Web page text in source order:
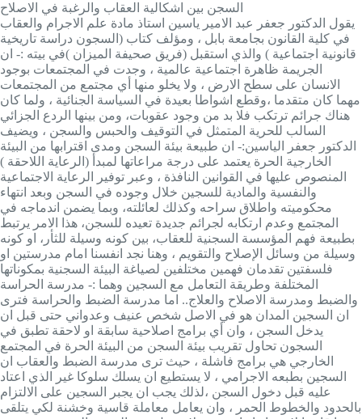
السجن بين اشكالية العقاب والرغبة في الاصلاح
يقول الدكتور جعفر عبد الامير ياسين استاذ مادة علم الاجرام والعقاب
في كلية القانون بجامعة بابل ، ومؤلف كتاب (السجون دراسة تاريخية
قانونية اجتماعية ) والذي استقبل (فريق صحيفة الميزان )في بيته :- ان
الجريمة ظاهرة اجتماعية عالمية ، وجدت في المجتمعات بوجود
الانسان على سطح الارض ، ولا يخلو منها أي مجتمع من المجتمعات
مهما كان متقدما ،وقطع اشواطا بعيدة في السياسة الجنائية ، ولما كان
هناك جرائم ترتكب فلا بد من وجود عقوبات، ومن بينها الردع الجزائي
السالب للحرية المتمثل في التوقيف والحبس والسجن ، ويضيف
الدكتور جعفر الياسين:- ان طبيعة بيئة السجن ومدى اقترابها من البيئة
الخارجية الحرة يعتمد على درجة مراعاتها لمبدأ (الرعاية اللاحقة )
المنصوص عليها في القوانين النافذة ، وعبر توفير الرعاية الاجتماعية
والنفسية والمادية للسجين خلال وجوده في السجن وبعد انتهاء
محكوميته واطلاق سراحه وكذلك لعائلته، وبما يضمن اندماجه في
المجتمع وعدم ارتكابه لجرائم جديدة تعيده للسجن، هذا الامر يرتبط
بطبيعة فهم المؤسسة السجنية للعقاب، بين كونه وسيلة للثأر، او كونه
وسيلة من وسائل الإصلاح والتقويم ، وهنا نجد انفسنا امام مدرستين او
فلسفتين تقدمان فهمين مختلفين لصياغة البيئة السجنية بمكوناتها
المختلفة وطريقة التعامل مع السجين وهما :- مدرسة الحراسة
والضبط ومدرسة الاصلاح والعلاج.. اما مدرسة الضبط والحراسة فترى
ان السجين المدان هو في الاصل شخص عنيف وعدواني حتى قبل ان
يدخل السجن ، وان أي برامج اصلاحية سابقة او لاحقة تطبق في
السجون تحاول تقريب بيئة السجن من البيئة الحرة في المجتمع
الخارجي هي برامج فاشلة ، حيث ترى مدرسة الضبط والعقاب ان
السجين بطبعه الاجرامي ، لا يستطيع ان يسلك سلوكا غير الذي اعتاد
عليه قبل دخول السجن ،لذلك يجب ان يجبر السجين على الالتزام
بالحدود والخطوط الحمر ، وان يعامل معاملة قاسية وخشنة لكي يتلقى